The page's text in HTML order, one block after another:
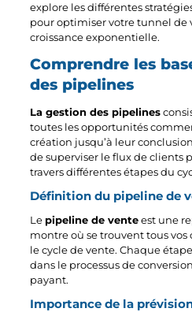
explore les différentes
pour optimiser votre tunnel de
croissance exponentielle.
Comprendre les
des pipelines
La gestion des pipelines
toutes les opportunités
création jusqu’à leur
de superviser le flux de clients
travers différentes étapes du
Définition du pipeline de
Le pipeline de vente est une
montre où se trouvent tous
le cycle de vente. Chaque
dans le processus de
payant.
Importance de la